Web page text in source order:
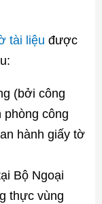
tài liệu được
(bởi công
công
hành giấy tờ
Bộ Ngoại
thực vùng